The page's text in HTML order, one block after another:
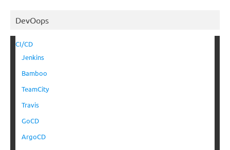
DevOops
CI/CD
Jenkins
Bamboo
TeamCity
Travis
GoCD
ArgoCD